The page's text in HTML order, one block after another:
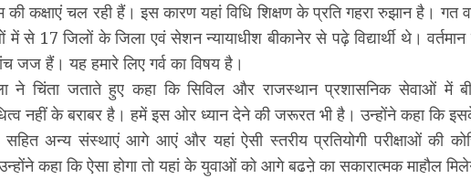
कक्षाएं चल रही हैं। इस कारण यहां विधि शिक्षण के प्रति गहरा रुझान है। गत
में से 17 जिलों के जिला एवं सेशन न्यायाधीश बीकानेर से पढ़े विद्यार्थी थे। वर्तमान
जज हैं। यह हमारे लिए गर्व का विषय है।
ने चिंता जताते हुए कहा कि सिविल और राजस्थान प्रशासनिक सेवाओं में
नहीं के बराबर है। हमें इस ओर ध्यान देने की जरूरत भी है। उन्होंने कहा कि
सहित अन्य संस्थाएं आगे आएं और यहां ऐसी स्तरीय प्रतियोगी परीक्षाओं की
कहा कि ऐसा होगा तो यहां के युवाओं को आगे बढऩे का सकारात्मक माहौल